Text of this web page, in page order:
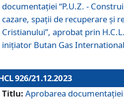
documentaţiei “P.U.Z. -
cazare, spații de recuperare și
Cristianului”, aprobat prin
inițiator Butan Gas International
926/21.12.2023
Titlu: Aprobarea documentaţiei